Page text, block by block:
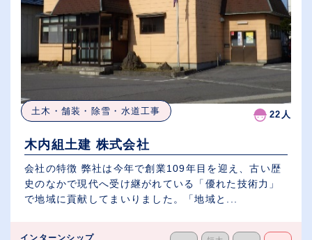
土木・舗装・除雪・水道工事 22人
木内組土建 株式会社
会社の特徴 弊社は今年で創業109年目を迎え、古い歴
史のなかで現代へ受け継がれている「優れた技術力」
で地域に貢献してまいりました。「地域と...
インターンシップ